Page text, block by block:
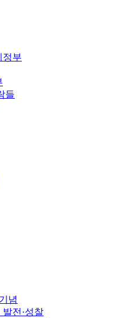
정부
들
념
전·성찰